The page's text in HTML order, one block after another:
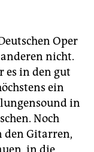
Oper
nicht.
es in den gut
ein
in
Noch
den Gitarren,